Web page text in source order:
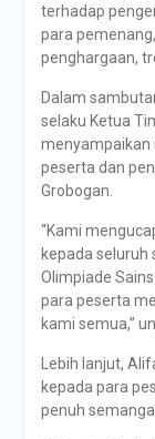
terhadap
para
penghargaan,
Dalam
selaku Ketua
menyampaikan
peserta dan
Grobogan.
“Kami
kepada seluruh
Olimpiade
para peserta
kami semua,”
Lebih lanjut,
kepada para
penuh